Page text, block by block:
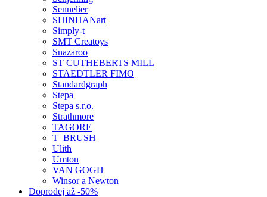
Sennelier
SHINHANart
Simply-t
SMT Creatoys
Snazaroo
ST CUTHEBERTS MILL
STAEDTLER FIMO
Standardgraph
Stepa
Stepa s.r.o.
Strathmore
TAGORE
T_BRUSH
Ulith
Umton
VAN GOGH
Winsor a Newton
Doprodej až -50%